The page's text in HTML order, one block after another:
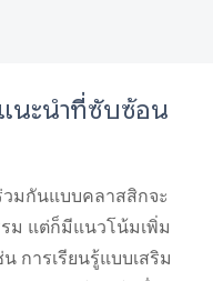
นะนำที่ซับซ้อน
วมกันแบบคลาสสิกจะ
ม แต่ก็มีแนวโน้มเพิ่ม
การเรียนรู้แบบเสริม